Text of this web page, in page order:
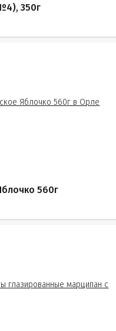
350г
560г